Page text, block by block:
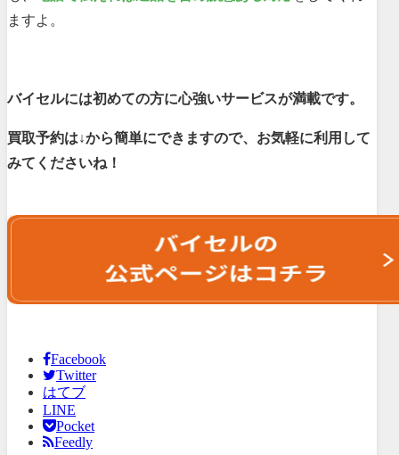
ますよ。
バイセルには初めての方に心強いサービスが満載です。
買取予約は↓から簡単にできますので、お気軽に利用して
みてくださいね！
Facebook
Twitter
はてブ
LINE
Pocket
Feedly